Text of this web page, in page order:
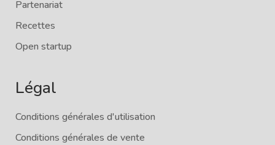
Partenariat
Recettes
Open startup
Légal
Conditions générales d'utilisation
Conditions générales de vente